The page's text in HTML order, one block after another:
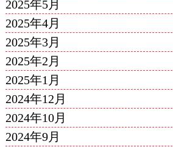
2025年5月
2025年4月
2025年3月
2025年2月
2025年1月
2024年12月
2024年10月
2024年9月